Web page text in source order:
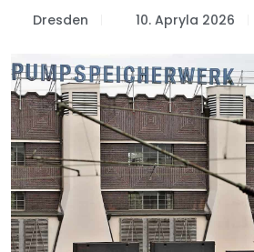
Dresden 10. Apryla 2026